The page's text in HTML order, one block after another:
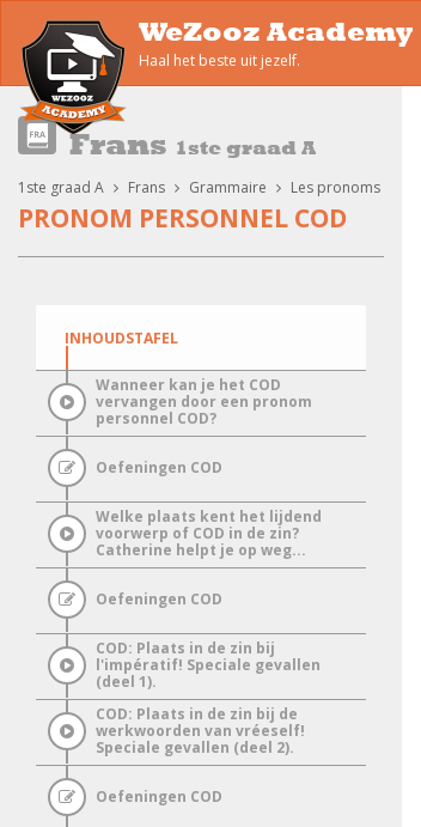
WeZooz Academy
Haal het beste uit jezelf.
Frans 1ste graad A
1ste graad A Frans Grammaire Les pronoms
PRONOM PERSONNEL COD
INHOUDSTAFEL
Wanneer kan je het COD
vervangen door een pronom
personnel COD?
Oefeningen COD
Welke plaats kent het lijdend
voorwerp of COD in de zin?
Catherine helpt je op weg...
Oefeningen COD
COD: Plaats in de zin bij
l'impératif! Speciale gevallen
(deel 1).
COD: Plaats in de zin bij de
werkwoorden van vréeself!
Speciale gevallen (deel 2).
Oefeningen COD